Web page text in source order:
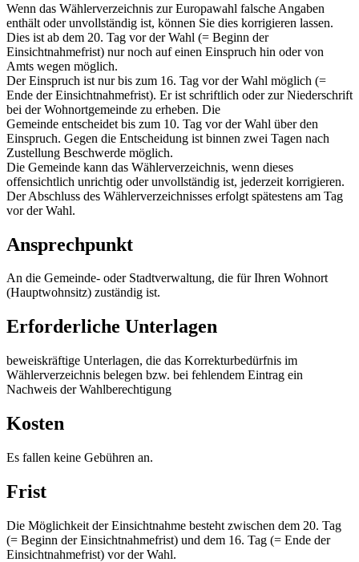
Wenn das Wählerverzeichnis zur Europawahl falsche Angaben
enthält oder unvollständig ist, können Sie dies korrigieren lassen.
Dies ist ab dem 20. Tag vor der Wahl (= Beginn der
Einsichtnahmefrist) nur noch auf einen Einspruch hin oder von
Amts wegen möglich.
Der Einspruch ist nur bis zum 16. Tag vor der Wahl möglich (=
Ende der Einsichtnahmefrist). Er ist schriftlich oder zur Niederschrift
bei der Wohnortgemeinde zu erheben. Die
Gemeinde entscheidet bis zum 10. Tag vor der Wahl über den
Einspruch. Gegen die Entscheidung ist binnen zwei Tagen nach
Zustellung Beschwerde möglich.
Die Gemeinde kann das Wählerverzeichnis, wenn dieses
offensichtlich unrichtig oder unvollständig ist, jederzeit korrigieren.
Der Abschluss des Wählerverzeichnisses erfolgt spätestens am Tag
vor der Wahl.
Ansprechpunkt
An die Gemeinde- oder Stadtverwaltung, die für Ihren Wohnort
(Hauptwohnsitz) zuständig ist.
Erforderliche Unterlagen
beweiskräftige Unterlagen, die das Korrekturbedürfnis im
Wählerverzeichnis belegen bzw. bei fehlendem Eintrag ein
Nachweis der Wahlberechtigung
Kosten
Es fallen keine Gebühren an.
Frist
Die Möglichkeit der Einsichtnahme besteht zwischen dem 20. Tag
(= Beginn der Einsichtnahmefrist) und dem 16. Tag (= Ende der
Einsichtnahmefrist) vor der Wahl.